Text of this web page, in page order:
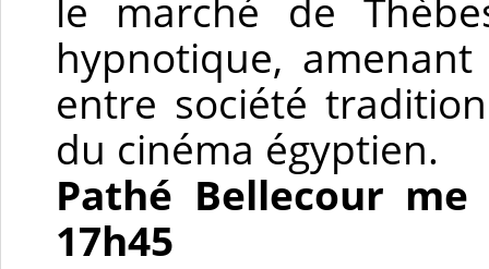
le marché de
hypnotique,
entre société
du cinéma égyptien.
Pathé Bellecour
17h45